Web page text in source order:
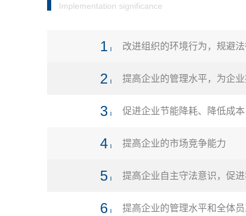
Implementation significance
1 改进组织的环境行为，规避
2 提高企业的管理水平，为企
3 促进企业节能降耗、降低成本
4 提高企业的市场竞争能力
5 提高企业自主守法意识，促
6 提高企业的管理水平和全体